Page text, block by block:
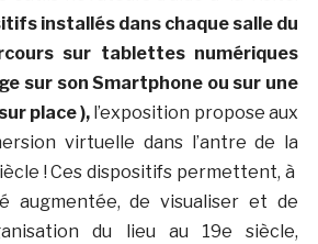
installés dans chaque salle du
sur tablettes numériques
sur son Smartphone ou sur une
place ), l’exposition propose aux
virtuelle dans l’antre de la
! Ces dispositifs permettent, à
augmentée, de visualiser et de
du lieu au 19e siècle,